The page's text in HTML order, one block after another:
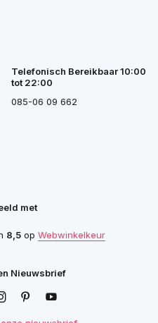
Telefonisch Bereikbaar 10:00
tot 22:00
085-06 09 662
met
8,5op Webwinkelkeur
Nieuwsbrief